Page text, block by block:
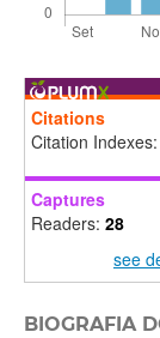
Citations
Citation Indexes:
Captures
Readers: 28
see
BIOGRAFIA